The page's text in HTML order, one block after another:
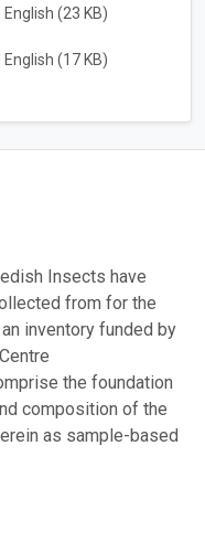
(23 KB)
(17 KB)
Insects have
from for the
inventory funded by
the foundation
composition of the
as sample-based